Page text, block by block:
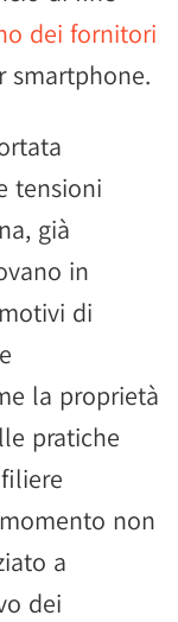
dei fornitori
smartphone.
tensioni
già
in
di
la proprietà
pratiche
non
a
dei